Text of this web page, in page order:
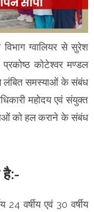
विभाग ग्वालियर से सुरेश
प्रकोष्ठ कोटेश्वर मण्डल
लंबित समस्याओं के संबंध
महोदय एवं संयुक्त
को हल कराने के संबंध
है:-
24 वर्षीय एवं 30 वर्षीय